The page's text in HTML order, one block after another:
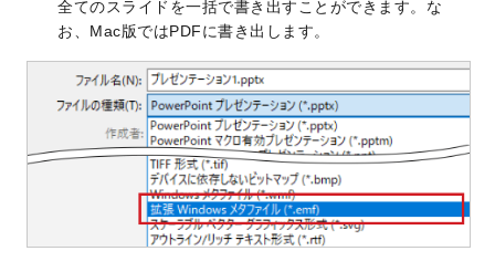
全てのスライドを一括で書き出すことができます。な
お、Mac版ではPDFに書き出します。